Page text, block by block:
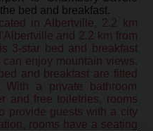
bed and breakfast.
in Albertville, 2.2 km
and 2.2 km from
3-star bed and breakfast
can enjoy mountain views.
and breakfast are fitted
a private bathroom
and free toiletries, rooms
provide guests with a city
rooms have a seating